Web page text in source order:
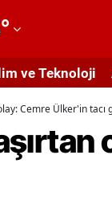
°
ve Teknoloji
Cemre Ülker'in tacı